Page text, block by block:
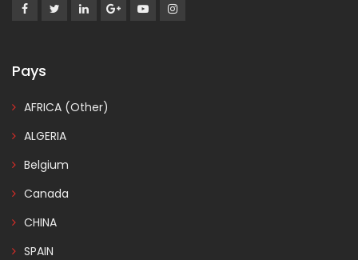
Pays
AFRICA (Other)
ALGERIA
Belgium
Canada
CHINA
SPAIN